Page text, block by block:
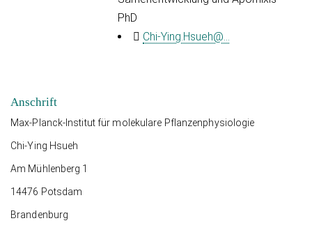
PhD
Chi-Ying.Hsueh@...
Anschrift
Max-Planck-Institut für molekulare Pflanzenphysiologie
Chi-Ying Hsueh
Am Mühlenberg 1
14476 Potsdam
Brandenburg